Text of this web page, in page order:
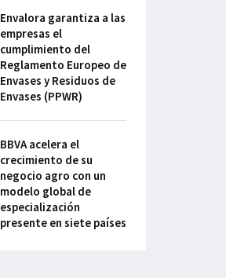
Envalora garantiza a las
empresas el
cumplimiento del
Reglamento Europeo de
Envases y Residuos de
Envases (PPWR)
BBVA acelera el
crecimiento de su
negocio agro con un
modelo global de
especialización
presente en siete países